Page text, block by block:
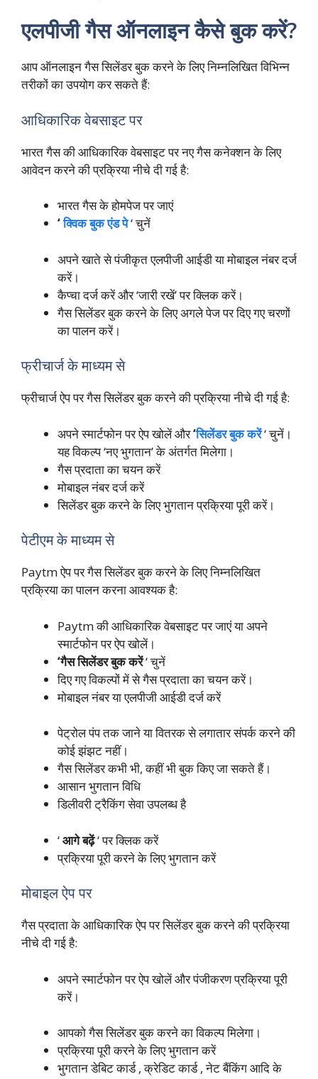
एलपीजी गैस ऑनलाइन कैसे बुक करें?
आप ऑनलाइन गैस सिलेंडर बुक करने के लिए निम्नलिखित विभिन्न
तरीकों का उपयोग कर सकते हैं:
आधिकारिक वेबसाइट पर
भारत गैस की आधिकारिक वेबसाइट पर नए गैस कनेक्शन के लिए
आवेदन करने की प्रक्रिया नीचे दी गई है:
भारत गैस केहोमपेज पर जाएं
‘क्विक बुक एंड पे‘ चुनें
अपने खाते से पंजीकृत एलपीजी आईडी या मोबाइल नंबर दर्ज
करें।
कैप्चा दर्ज करें और ‘जारी रखें’ पर क्लिक करें।
गैस सिलेंडर बुक करने के लिए अगले पेज पर दिए गए चरणों
का पालन करें।
फ्रीचार्ज के माध्यम से
फ्रीचार्ज ऐप पर गैस सिलेंडर बुक करने की प्रक्रिया नीचे दी गई है:
अपने स्मार्टफोन पर ऐप खोलें और‘सिलेंडर बुक करें‘ चुनें।
यह विकल्प ‘नए भुगतान’ के अंतर्गत मिलेगा।
गैस प्रदाता का चयन करें
मोबाइल नंबर दर्ज करें
सिलेंडर बुक करने के लिए भुगतान प्रक्रिया पूरी करें।
पेटीएम के माध्यम से
Paytm ऐप पर गैस सिलेंडर बुक करने के लिए निम्नलिखित
प्रक्रिया का पालन करना आवश्यक है:
Paytm की आधिकारिक वेबसाइट पर जाएं या अपने
स्मार्टफोन पर ऐप खोलें।
‘गैस सिलेंडर बुक करें‘ चुनें
दिए गए विकल्पों में से गैस प्रदाता का चयन करें।
मोबाइल नंबर या एलपीजी आईडी दर्ज करें
पेट्रोल पंप तक जाने या वितरक से लगातार संपर्क करने की
कोई झंझट नहीं।
गैस सिलेंडर कभी भी, कहीं भी बुक किए जा सकते हैं।
आसान भुगतान विधि
डिलीवरी ट्रैकिंग सेवा उपलब्ध है
‘आगे बढ़ें‘ पर क्लिक करें
प्रक्रिया पूरी करने के लिए भुगतान करें
मोबाइल ऐप पर
गैस प्रदाता के आधिकारिक ऐप पर सिलेंडर बुक करने की प्रक्रिया
नीचे दी गई है:
अपने स्मार्टफोन पर ऐप खोलें और पंजीकरण प्रक्रिया पूरी
करें।
आपको गैस सिलेंडर बुक करने का विकल्प मिलेगा।
प्रक्रिया पूरी करने के लिए भुगतान करें
भुगतानडेबिट कार्ड,क्रेडिट कार्ड, नेट बैंकिंग आदि के